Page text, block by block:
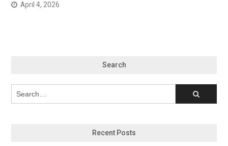
April 4, 2026
Search
Recent Posts